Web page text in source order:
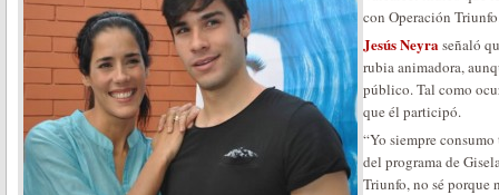
con Operación
Jesús Neyraseñaló
rubia animadora,
público. Tal como
que él participó.
“Yo siempre
del programa de
Triunfo, no sé porque